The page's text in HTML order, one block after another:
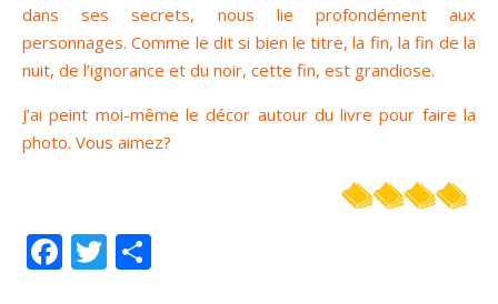
dans ses secrets, nous lie profondément aux
personnages. Comme le dit si bien le titre, la fin, la fin de la
nuit, de l’ignorance et du noir, cette fin, est grandiose.
J’ai peint moi-même le décor autour du livre pour faire la
photo. Vous aimez?
Facebook
Twitter